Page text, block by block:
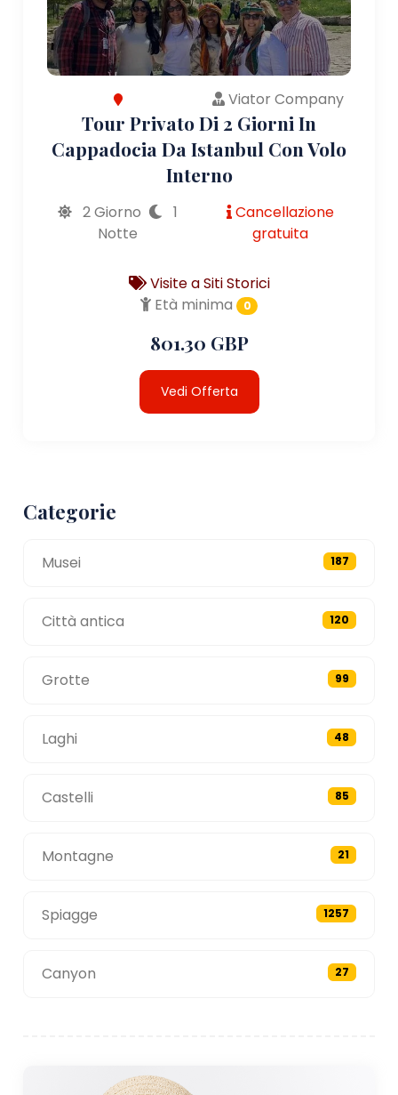
Viator Company
Tour Privato Di 2 Giorni In
Cappadocia Da Istanbul Con Volo
Interno
2 Giorno
1
Notte
Cancellazione
gratuita
Visite a Siti Storici
Età minima
0
801.30 GBP
Vedi Offerta
Categorie
Musei 187
Città antica 120
Grotte 99
Laghi 48
Castelli 85
Montagne 21
Spiagge 1257
Canyon 27